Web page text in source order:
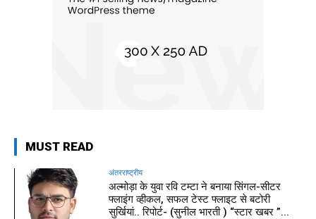
MUST READ
अंतरराष्ट्रीय
अल्मोड़ा के युवा रवि टम्टा ने बनाया सिंगल-सीटर
फ्लाइंग व्हीकल, सफल टेस्ट फ्लाइट से बटोरी
सुर्खियां.. रिपोर्ट- (सुनील भारती ) “स्टार खबर ”...